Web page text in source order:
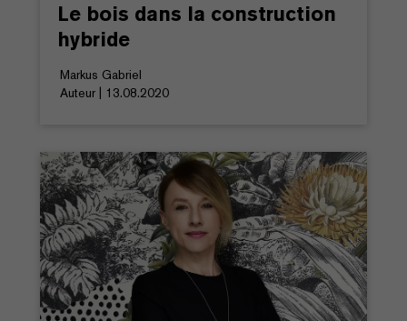
Le bois dans la construction
hybride
Markus Gabriel
Auteur | 13.08.2020